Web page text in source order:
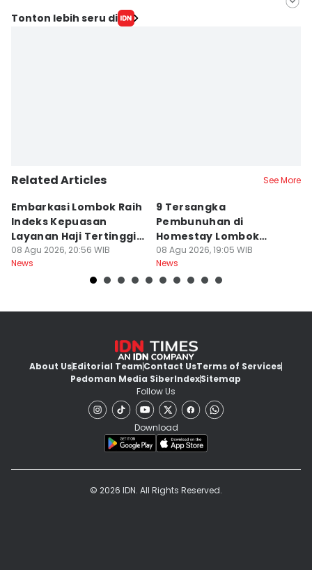
Editor
Tonton lebih seru di
Related Articles See More
Embarkasi Lombok Raih
Indeks Kepuasan
Layanan Haji Tertinggi
Nasional
08 Agu 2026, 20:56 WIB
News
9 Tersangka
Pembunuhan di
Homestay Lombok
Barat Dilimpahkan ke
Jaksa
08 Agu 2026, 19:05 WIB
News
About UsEditorial TeamContact UsTerms of Services
Pedoman Media SiberIndexSitemap
Follow Us
Download
© 2026 IDN. All Rights Reserved.